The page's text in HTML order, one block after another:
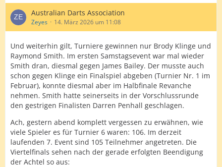
Australian Darts Association
Zeyes 14. März 2026 um 11:08
Und weiterhin gilt, Turniere gewinnen nur Brody Klinge und
Raymond Smith. Im ersten Samstagsevent war mal wieder
Smith dran, diesmal gegen James Bailey. Der musste auch
schon gegen Klinge ein Finalspiel abgeben (Turnier Nr. 1 im
Februar), konnte diesmal aber im Halbfinale Revanche
nehmen. Smith hatte seinerseits in der Vorschlussrunde
den gestrigen Finalisten Darren Penhall geschlagen.
Ach, gestern abend komplett vergessen zu erwähnen, wie
viele Spieler es für Turnier 6 waren: 106. Im derzeit
laufenden 7. Event sind 105 Teilnehmer angetreten. Die
Viertelfinals sehen nach der gerade erfolgten Beendigung
der Achtel so aus: